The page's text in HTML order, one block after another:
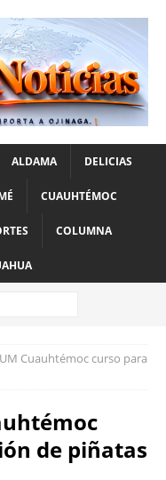
ALDAMA DELICIAS
CUAUHTÉMOC
COLUMNA
Cuauhtémoc curso para
de piñatas